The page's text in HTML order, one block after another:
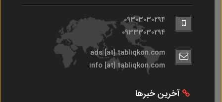
09303030294
09333030294
ads [at] tabliqkon.com
info [at] tabliqkon.com
آخرین خبرها